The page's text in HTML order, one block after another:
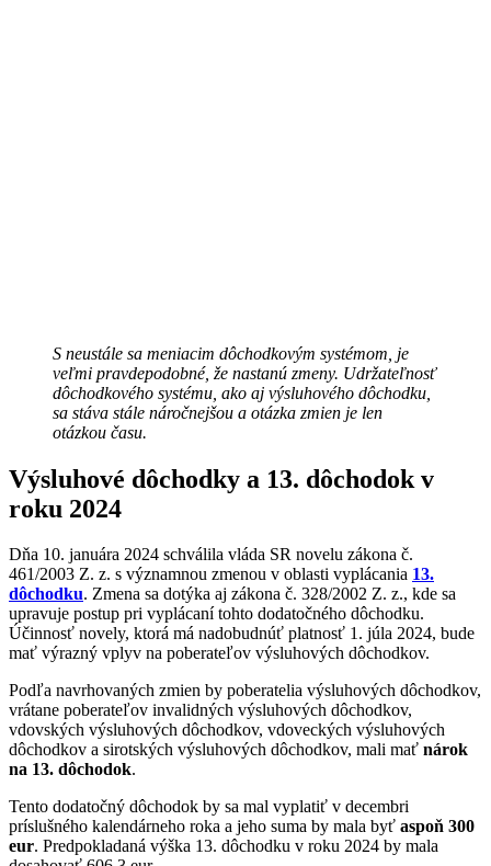
S neustále sa meniacim dôchodkovým systémom, je
veľmi pravdepodobné, že nastanú zmeny. Udržateľnosť
dôchodkového systému, ako aj výsluhového dôchodku,
sa stáva stále náročnejšou a otázka zmien je len
otázkou času.
Výsluhové dôchodky a 13. dôchodok v
roku 2024
Dňa 10. januára 2024 schválila vláda SR novelu zákona č.
461/2003 Z. z. s významnou zmenou v oblasti vyplácania 13.
dôchodku. Zmena sa dotýka aj zákona č. 328/2002 Z. z., kde sa
upravuje postup pri vyplácaní tohto dodatočného dôchodku.
Účinnosť novely, ktorá má nadobudnúť platnosť 1. júla 2024, bude
mať výrazný vplyv na poberateľov výsluhových dôchodkov.
Podľa navrhovaných zmien by poberatelia výsluhových dôchodkov,
vrátane poberateľov invalidných výsluhových dôchodkov,
vdovských výsluhových dôchodkov, vdoveckých výsluhových
dôchodkov a sirotských výsluhových dôchodkov, mali mať nárok
na 13. dôchodok.
Tento dodatočný dôchodok by sa mal vyplatiť v decembri
príslušného kalendárneho roka a jeho suma by mala byť aspoň 300
eur. Predpokladaná výška 13. dôchodku v roku 2024 by mala